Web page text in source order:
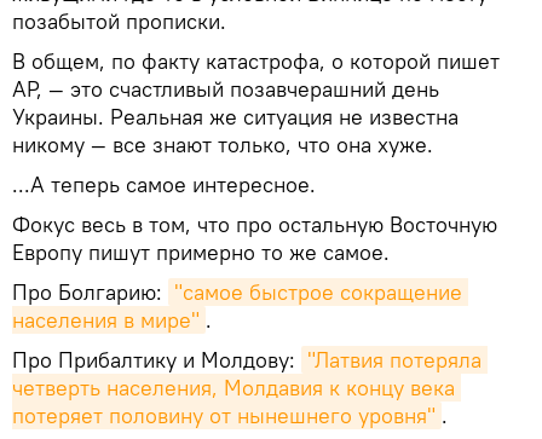
позабытой прописки.
В общем, по факту катастрофа, о которой пишет
AP, — это счастливый позавчерашний день
Украины. Реальная же ситуация не известна
никому — все знают только, что она хуже.
...А теперь самое интересное.
Фокус весь в том, что про остальную Восточную
Европу пишут примерно то же самое.
Про Болгарию: "самое быстрое сокращение
населения в мире" .
Про Прибалтику и Молдову: "Латвия потеряла
четверть населения, Молдавия к концу века
потеряет половину от нынешнего уровня" .